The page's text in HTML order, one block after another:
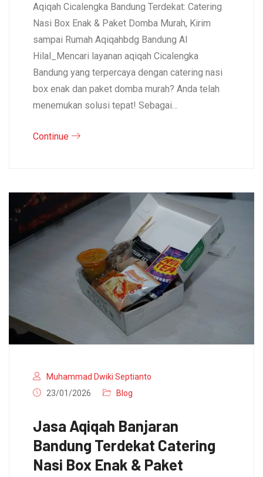
Aqiqah Cicalengka Bandung Terdekat: Catering
Nasi Box Enak & Paket Domba Murah, Kirim
sampai Rumah Aqiqahbdg Bandung Al
Hilal_Mencari layanan aqiqah Cicalengka
Bandung yang terpercaya dengan catering nasi
box enak dan paket domba murah? Anda telah
menemukan solusi tepat! Sebagai…
Continue
Muhammad Dwiki Septianto
23/01/2026
Blog
Jasa Aqiqah Banjaran
Bandung Terdekat Catering
Nasi Box Enak & Paket